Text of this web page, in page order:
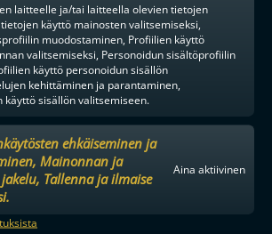
laitteelle ja/tai laitteella olevien tietojen
käyttö mainosten valitsemiseksi,
muodostaminen, Profiilien käyttö
valitsemiseksi, Personoidun sisältöprofiilin
käyttö personoidun sisällön
kehittäminen ja parantaminen,
käyttö sisällön valitsemiseen.
ehkäiseminen ja
Mainonnan ja
Tallenna ja ilmaise
Aina aktiivinen